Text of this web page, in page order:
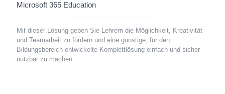
Microsoft 365 Education
Mit dieser Lösung geben Sie Lehrern die Möglichkeit, Kreativität
und Teamarbeit zu fördern und eine günstige, für den
Bildungsbereich entwickelte Komplettlösung einfach und sicher
nutzbar zu machen.